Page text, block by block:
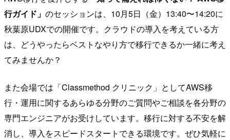
行ガイド」 のセッションは、10月5日（金）13:40〜14:20に
秋葉原UDXでの開催です。クラウドの導入を考えている方
は、どうやったらベストなやり方で移行できるか一緒に考え
てみませんか？
また会場では「Classmethod クリニック」としてAWS移
行・運用に関するあらゆる分野のご質問やご相談を各分野の
専門エンジニアがお受けしています。移行に対する不安を解
消し、導入をスピードスタートできる環境です。ぜひ気軽に